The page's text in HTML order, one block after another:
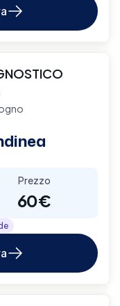
Prezzo
60€